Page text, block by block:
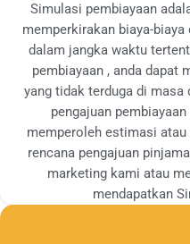
Simulasi pembiayaan
memperkirakan biaya-biaya
dalam jangka waktu
pembiayaan , anda dapat
yang tidak terduga di masa
pengajuan
memperoleh estimasi
rencana pengajuan
marketing kami atau
mendapatkan